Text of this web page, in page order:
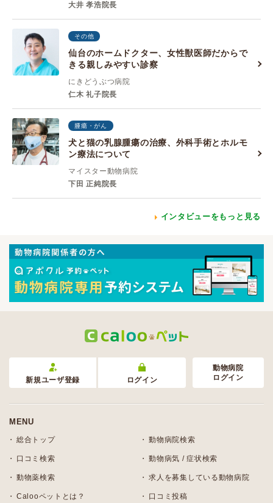
大井 孝浩院長
その他
仙台のホームドクター、女性獣医師だからで
きる親しみやすい診察
にきどうぶつ病院
仁木 礼子院長
腫瘍・がん
犬と猫の乳腺腫瘍の治療、外科手術とホルモ
ン療法について
マイスター動物病院
下田 正純院長
インタビューをもっと見る
新規ユーザ登録 ログイン
動物病院
ログイン
MENU
総合トップ 動物病院検索
口コミ検索 動物病気 / 症状検索
動物薬検索 求人を募集している動物病院
Calooペットとは？ 口コミ投稿